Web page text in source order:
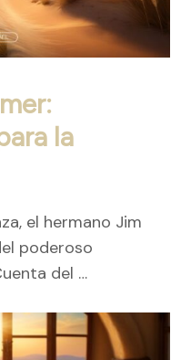
la
el hermano Jim
poderoso
del …